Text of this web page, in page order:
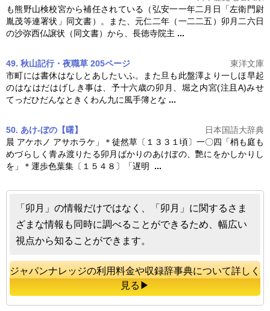
も熊野山検校宮から補任されている（弘安一一年二月日「左衛門尉
胤茂等連署状」同文書）。また、元仁二年（一二二五） 卯月 二六日
の沙弥西仏譲状（同文書）から、長徳寺院主 ...
49. 秋山記行・夜職草 205ページ
東洋文庫
市町には書休はなしとあしたいふ。また旦も此盤澤より一しほ早起
のはなはだはげしき事は、予十六歳の卯月
、堀之内宮(注且A)みせ
てっだひだんなときくわん九に風手簿とな ...
50. あけ‐ぼの【曙】
日本国語大辞典
晨 アケホノ アサホラケ」＊徒然草〔１３３１頃〕一〇四「梢も庭も
めづらしく青み渡りたる卯月 ばかりのあけぼの、艷にをかしかりし
を」＊運歩色葉集〔１５４８〕「遅明 ...
「卯月」の情報だけではなく、「卯月」に関するさま
ざまな情報も同時に調べることができるため、幅広い
視点から知ることができます。
ジャパンナレッジの利用料金や収録辞事典について詳しく
見る▶